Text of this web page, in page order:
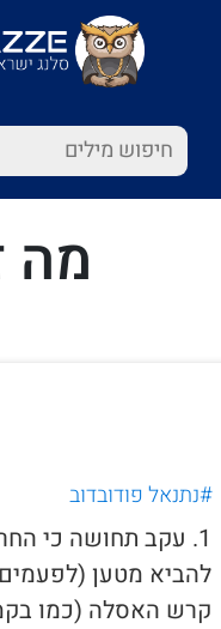
מה
#נתנאל פודובדוב
1. עקב תחושה כי
להביא מטען
קרש האסלה (כמו